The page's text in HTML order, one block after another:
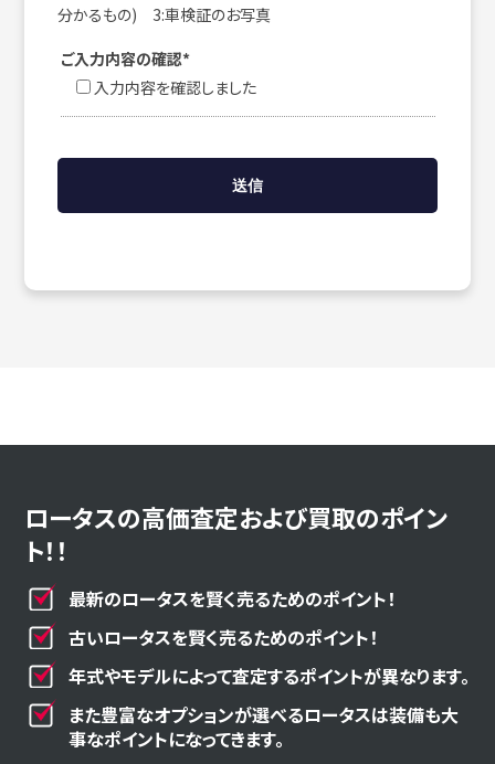
分かるもの) 3:車検証のお写真
ご入力内容の確認*
入力内容を確認しました
ロータスの高価査定および買取のポイン
ト！！
最新のロータスを賢く売るためのポイント！
古いロータスを賢く売るためのポイント！
年式やモデルによって査定するポイントが異なります。
また豊富なオプションが選べるロータスは装備も大
事なポイントになってきます。